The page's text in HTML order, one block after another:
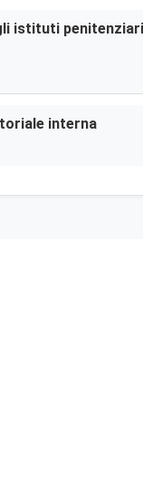
istituti
interna